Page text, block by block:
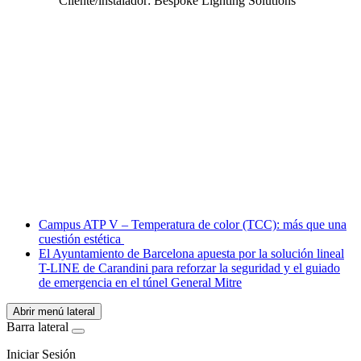
WhatsApp
Campus ATP V – Temperatura de color (TCC): más que una
cuestión estética
El Ayuntamiento de Barcelona apuesta por la solución lineal
T-LINE de Carandini para reforzar la seguridad y el guiado
de emergencia en el túnel General Mitre
Abrir menú lateral
Barra lateral
Iniciar Sesión